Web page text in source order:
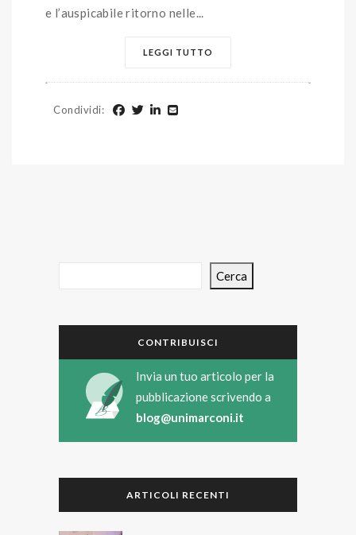
e l’auspicabile ritorno nelle...
LEGGI TUTTO
Condividi:
Cerca
CONTRIBUISCI
Invia un tuo articolo per la
pubblicazione scrivendo a
blog@unimarconi.it
ARTICOLI RECENTI